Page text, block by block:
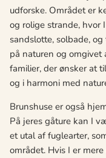
udforske. Området er
og rolige strande, hvor
sandslotte, solbade,
på naturen og
familier, der ønsker at
og i harmoni med
Brunshuse er også
På jeres gåture kan I
et utal af fuglearter,
området. Hvis I er